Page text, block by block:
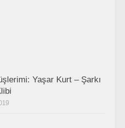
Yaşar Kurt – Şarkı